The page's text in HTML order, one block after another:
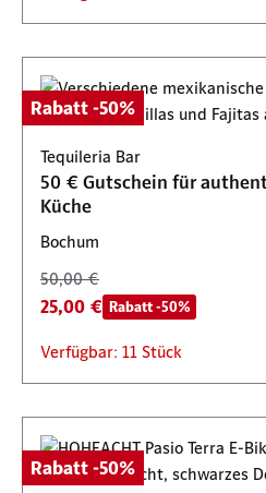
Rabatt -50%
Tequileria Bar
50 € Gutschein für
Küche
Bochum
50,00 €
25,00 € Rabatt -50%
Verfügbar: 11 Stück
Rabatt -50%